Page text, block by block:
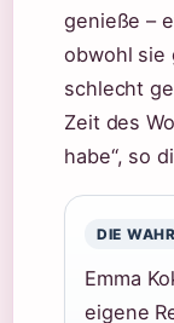
genieße –
obwohl sie
schlecht
Zeit des
habe“, so
DIE
Emma
eigene